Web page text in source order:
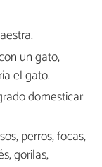
un gato,
el gato.
domesticar
perros, focas,
gorilas,